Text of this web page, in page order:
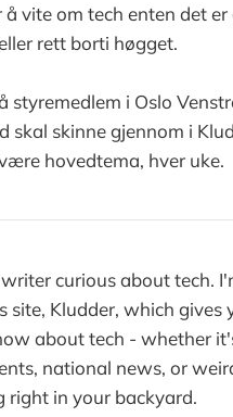
å vite om tech enten det
rett borti høgget.
styremedlem i Oslo
skal skinne gjennom i
hovedtema, hver uke.
curious about tech.
site, Kludder, which gives
about tech - whether
national news, or
right in your backyard.